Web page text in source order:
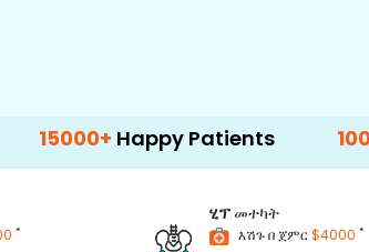
Happy Patients 100+
*
ሂፕመተካት
እሽጉ በ ጀምር$4000 *